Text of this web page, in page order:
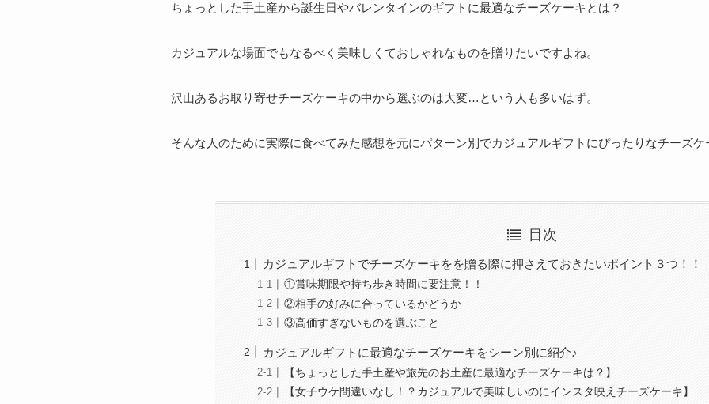
ちょっとした手土産から誕生日やバレンタインのギフトに最適なチーズケーキとは？
カジュアルな場面でもなるべく美味しくておしゃれなものを贈りたいですよね。
沢山あるお取り寄せチーズケーキの中から選ぶのは大変…という人も多いはず。
そんな人のために実際に食べてみた感想を元にパターン別でカジュアルギフトにぴったりなチーズ
目次
カジュアルギフトでチーズケーキをを贈る際に押さえておきたいポイント３つ！！
①賞味期限や持ち歩き時間に要注意！！
②相手の好みに合っているかどうか
③高価すぎないものを選ぶこと
カジュアルギフトに最適なチーズケーキをシーン別に紹介♪
【ちょっとした手土産や旅先のお土産に最適なチーズケーキは？】
【女子ウケ間違いなし！？カジュアルで美味しいのにインスタ映えチーズケーキ】